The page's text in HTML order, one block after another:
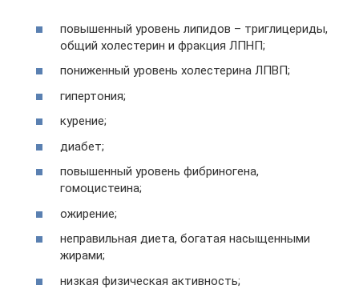
повышенный уровень липидов – триглицериды,
общий холестерин и фракция ЛПНП;
пониженный уровень холестерина ЛПВП;
гипертония;
курение;
диабет;
повышенный уровень фибриногена,
гомоцистеина;
ожирение;
неправильная диета, богатая насыщенными
жирами;
низкая физическая активность;